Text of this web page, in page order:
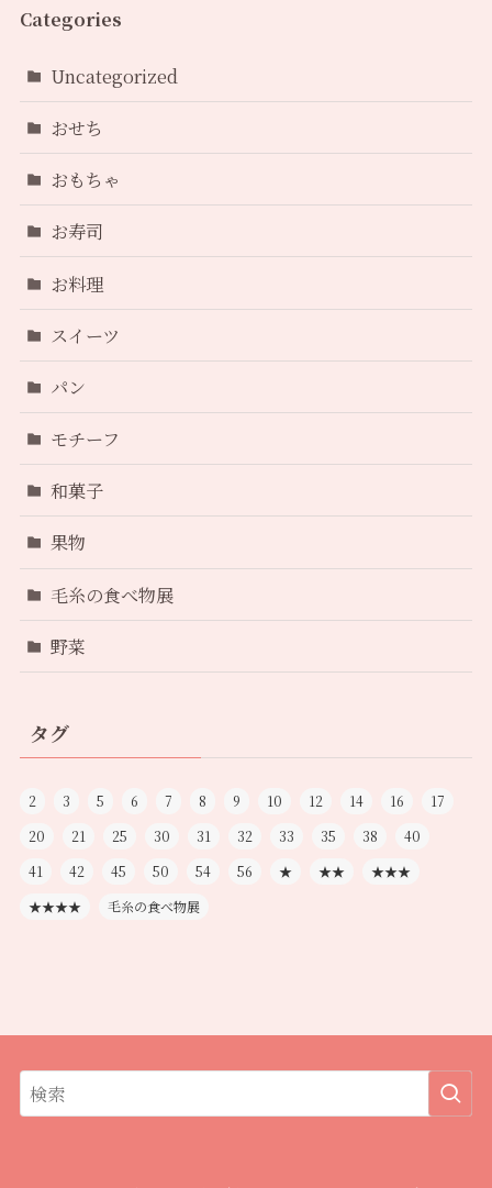
Categories
Uncategorized
おせち
おもちゃ
お寿司
お料理
スイーツ
パン
モチーフ
和菓子
果物
毛糸の食べ物展
野菜
タグ
2 3 5 6 7 8 9 10 12 14 16
17
20
21 25 30 31 32 33 35 38
40
41
42 45 50 54 56 ★ ★★
★★★
★★★★
毛糸の食べ物展